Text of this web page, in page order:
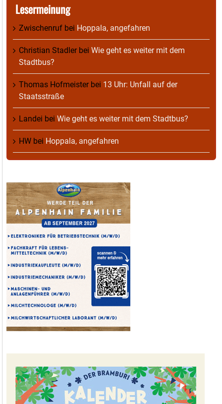
Lesermeinung
Zwischenruf bei Hoppala, angefahren
Christian Stadlerbei Wie geht es weiter mit dem
Stadtbus?
Thomas Hofmeisterbei 13 Uhr: Unfall auf der
Staatsstraße
Landei bei Wie geht es weiter mit dem Stadtbus?
HW bei Hoppala, angefahren